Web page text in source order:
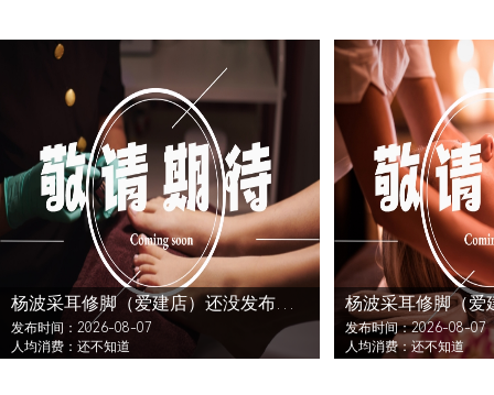
杨波采耳修脚（爱建店）还没发布活动
发布时间：2026-08-07
人均消费：还不知道
发布时间：2026-08-07
人均消费：还不知道